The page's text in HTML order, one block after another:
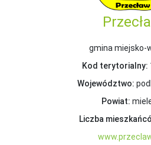
gmina miejsko-
Kod terytorialny:
Województwo:
Powiat:
Liczba